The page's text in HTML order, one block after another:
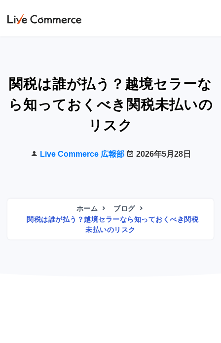
関税は誰が払う？越境セラーな
ら知っておくべき関税未払いの
リスク
Live Commerce 広報部 2026年5月28日
ホーム
ブログ
関税は誰が払う？越境セラーなら知っておくべき関税
未払いのリスク